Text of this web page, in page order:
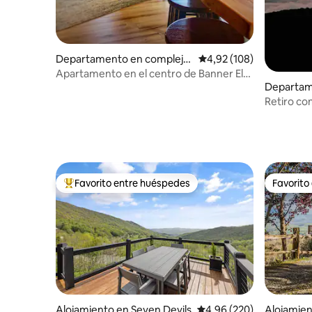
Departamento en complejo
residencial en Banner Elk
Calificación promedio:
4,92 (108)
Apartamento en el centro de Banner Elk
Retiro
Favorito entre los huéspedes más destacados
Favorito entre huéspedes